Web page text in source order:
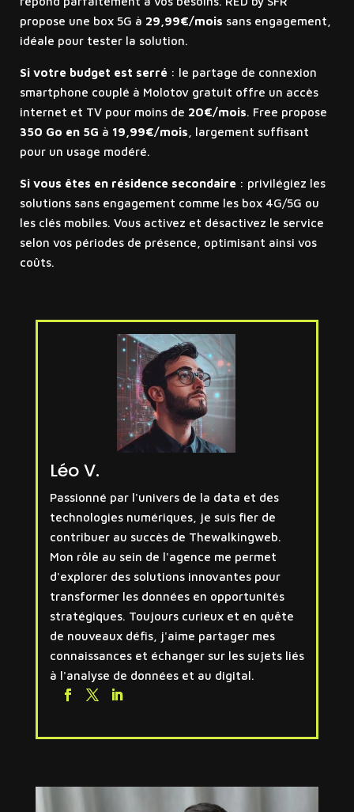
propose une box 5G à 29,99€/mois sans engagement,
idéale pour tester la solution.
Si votre budget est serré: le partage de connexion
smartphone couplé à Molotov gratuit offre un accès
internet et TV pour moins de 20€/mois. Free propose
350 Go en 5G à 19,99€/mois , largement suffisant
pour un usage modéré.
Si vous êtes en résidence secondaire: privilégiez les
solutions sans engagement comme les box 4G/5G ou
les clés mobiles. Vous activez et désactivez le service
selon vos périodes de présence, optimisant ainsi vos
coûts.
Léo V.
Passionné par l'univers de la data et des
technologies numériques, je suis fier de
contribuer au succès de Thewalkingweb.
Mon rôle au sein de l'agence me permet
d'explorer des solutions innovantes pour
transformer les données en opportunités
stratégiques. Toujours curieux et en quête
de nouveaux défis, j'aime partager mes
connaissances et échanger sur les sujets liés
à l'analyse de données et au digital.